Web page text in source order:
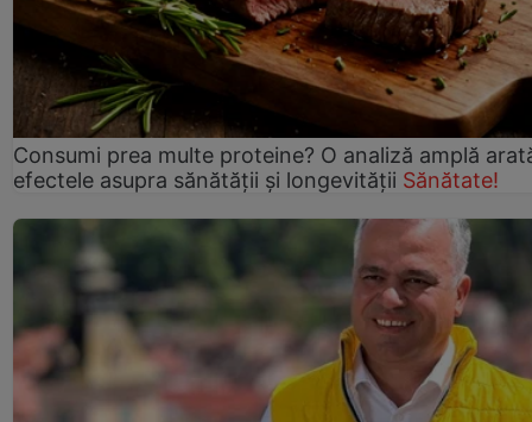
Consumi prea multe proteine? O analiză amplă
efectele asupra sănătății și longevității Sănătate!